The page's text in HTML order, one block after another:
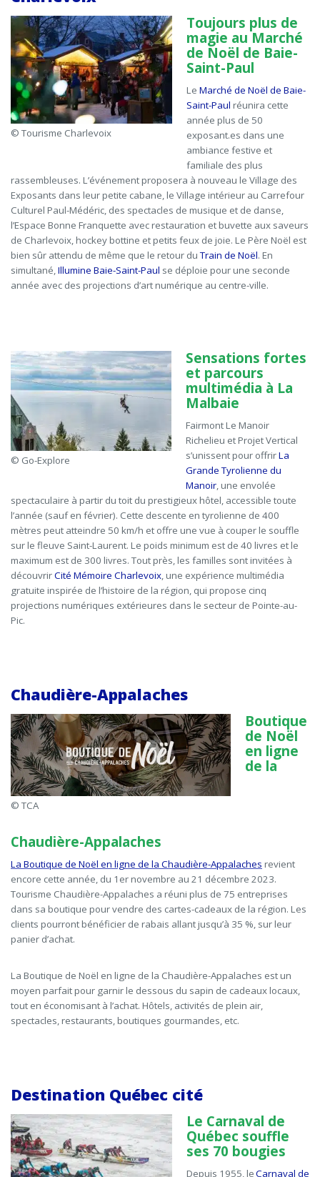
© Tourisme Charlevoix
Toujours plus de
magie au Marché
de Noël de Baie-
Saint-Paul
Le Marché de Noël de Baie-
Saint-Paul réunira cette
année plus de 50
exposant.es dans une
ambiance festive et
familiale des plus
rassembleuses. L’événement proposera à nouveau le Village des
Exposants dans leur petite cabane, le Village intérieur au Carrefour
Culturel Paul-Médéric, des spectacles de musique et de danse,
l’Espace Bonne Franquette avec restauration et buvette aux saveurs
de Charlevoix, hockey bottine et petits feux de joie. Le Père Noël est
bien sûr attendu de même que le retour duTrain de Noël. En
simultané,Illumine Baie-Saint-Paul se déploie pour une seconde
année avec des projections d’art numérique au centre-ville.
© Go-Explore
Sensations fortes
et parcours
multimédia à La
Malbaie
Fairmont Le Manoir
Richelieu et Projet Vertical
s’unissent pour offrirLa
Grande Tyrolienne du
Manoir, une envolée
spectaculaire à partir du toit du prestigieux hôtel, accessible toute
l’année (sauf en février). Cette descente en tyrolienne de 400
mètres peut atteindre 50 km/h et offre une vue à couper le souffle
sur le fleuve Saint-Laurent. Le poids minimum est de 40 livres et le
maximum est de 300 livres. Tout près, les familles sont invitées à
découvrirCité Mémoire Charlevoix, une expérience multimédia
gratuite inspirée de l’histoire de la région, qui propose cinq
projections numériques extérieures dans le secteur de Pointe-au-
Pic.
Chaudière-Appalaches
© TCA
Boutique
de Noël
en ligne
de la
Chaudière-Appalaches
La Boutique de Noël en ligne de la Chaudière-Appalaches revient
encore cette année, du 1 ernovembre au 21 décembre 2023.
Tourisme Chaudière-Appalaches a réuni plus de 75 entreprises
dans sa boutique pour vendre des cartes-cadeaux de la région. Les
clients pourront bénéficier de rabais allant jusqu’à 35 %, sur leur
panier d’achat.
La Boutique de Noël en ligne de la Chaudière-Appalaches est un
moyen parfait pour garnir le dessous du sapin de cadeaux locaux,
tout en économisant à l’achat. Hôtels, activités de plein air,
spectacles, restaurants, boutiques gourmandes, etc.
Destination Québec cité
Le Carnaval de
Québec souffle
ses 70 bougies
Depuis 1955, leCarnaval de